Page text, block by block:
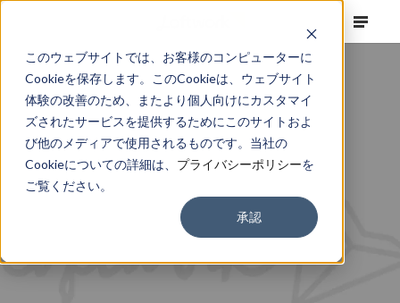
このウェブサイトでは、お客様のコンピューターに
Cookieを保存します。このCookieは、ウェブサイト
体験の改善のため、またより個人向けにカスタマイ
ズされたサービスを提供するためにこのサイトおよ
び他のメディアで使用されるものです。当社の
Cookieについての詳細は、 プライバシーポリシーを
ご覧ください。
承認